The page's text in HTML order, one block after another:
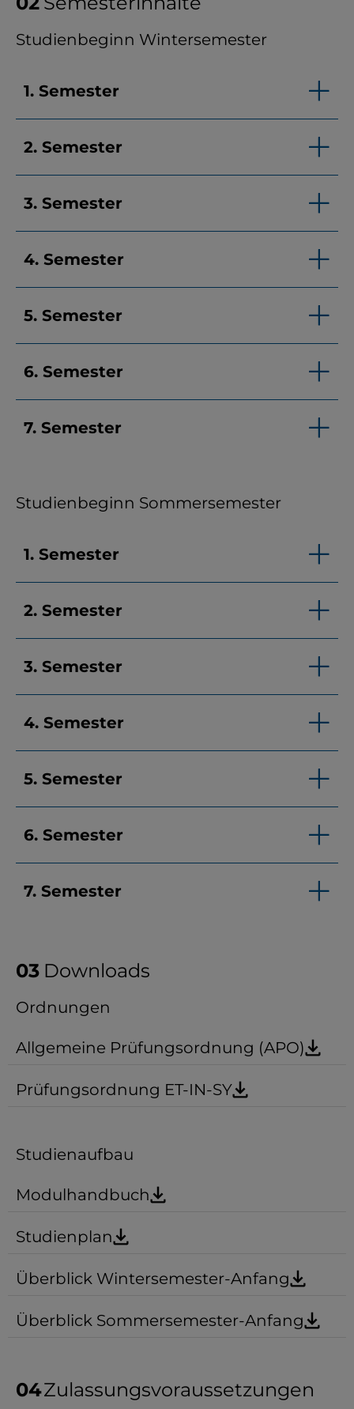
Studienbeginn Wintersemester
1. Semester
2. Semester
3. Semester
4. Semester
5. Semester
6. Semester
7. Semester
Studienbeginn Sommersemester
1. Semester
2. Semester
3. Semester
4. Semester
5. Semester
6. Semester
7. Semester
Downloads
Ordnungen
Allgemeine Prüfungsordnung (APO)
Prüfungsordnung ET-IN-SY
Studienaufbau
Modulhandbuch
Studienplan
Überblick Wintersemester-Anfang
Überblick Sommersemester-Anfang
Zulassungsvoraussetzungen